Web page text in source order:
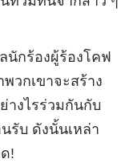
นักร้องผู้ร้องโคฟ
วกเขาจะสร้าง
างไรร่วมกันกับ
รับ ดังนั้นเหล่า
!